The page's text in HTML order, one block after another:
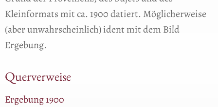
Kleinformats mit ca. 1900 datiert. Möglicherweise
(aber unwahrscheinlich) ident mit dem Bild
Ergebung.
Querverweise
Ergebung 1900